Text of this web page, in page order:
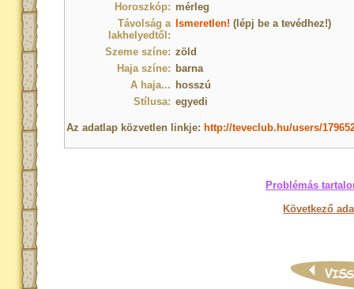
Horoszkóp: mérleg
Távolság a
lakhelyedtől:
Ismeretlen! (lépj be a tevédhez!)
Szeme színe: zöld
Haja színe: barna
A haja... hosszú
Stílusa: egyedi
Az adatlap közvetlen linkje: http://teveclub.hu/users/
Problémás
Következő